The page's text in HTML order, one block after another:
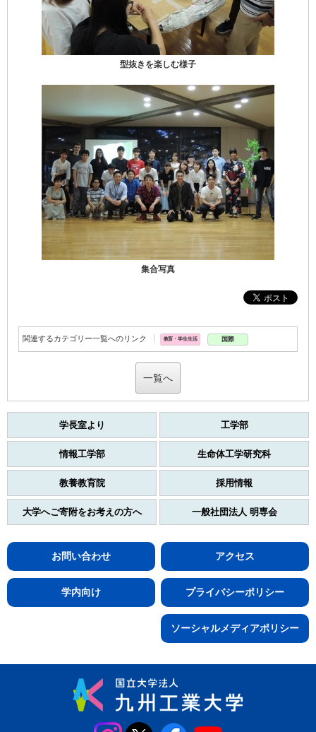
型抜きを楽しむ様子
集合写真
関連するカテゴリー一覧へのリンク 教育・学生生活 国際
一覧へ
学長室より 工学部
情報工学部 生命体工学研究科
教養教育院 採用情報
大学へご寄附をお考えの方へ 一般社団法人 明専会
アクセス
お問い合わせ
プライバシーポリシー
学内向け
ソーシャルメディアポリシー